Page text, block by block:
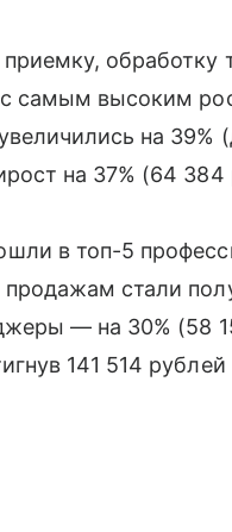
обработку
самым высоким
на 39%
на 37% (64 384
в топ-5
стали
— на 30% (58
141 514